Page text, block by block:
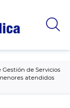
de Servicios
atendidos